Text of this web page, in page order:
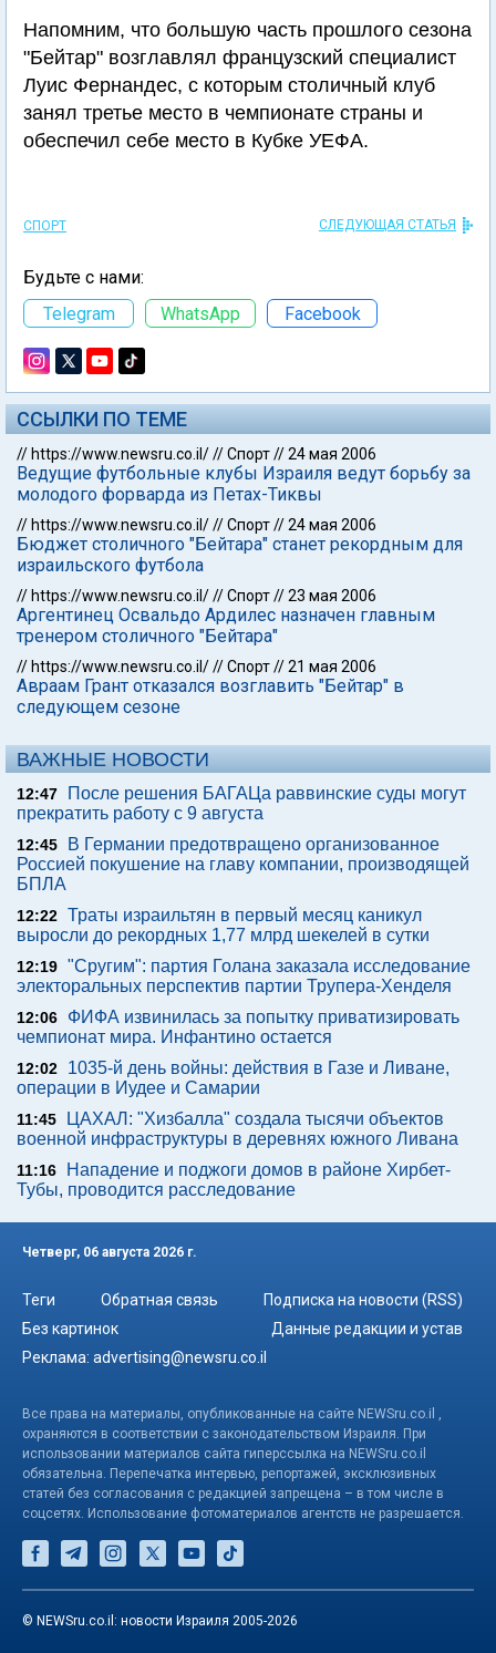
Напомним, что большую часть прошлого сезона
"Бейтар" возглавлял французский специалист
Луис Фернандес, с которым столичный клуб
занял третье место в чемпионате страны и
обеспечил себе место в Кубке УЕФА.
СПОРТ СЛЕДУЮЩАЯ СТАТЬЯ
Будьте с нами:
Telegram
WhatsApp Facebook
ССЫЛКИ ПО ТЕМЕ
// https://www.newsru.co.il///Спорт//24 мая 2006
Ведущие футбольные клубы Израиля ведут борьбу за
молодого форварда из Петах-Тиквы
// https://www.newsru.co.il///Спорт//24 мая 2006
Бюджет столичного "Бейтара" станет рекордным для
израильского футбола
// https://www.newsru.co.il///Спорт//23 мая 2006
Аргентинец Освальдо Ардилес назначен главным
тренером столичного "Бейтара"
// https://www.newsru.co.il///Спорт//21 мая 2006
Авраам Грант отказался возглавить "Бейтар" в
следующем сезоне
ВАЖНЫЕ НОВОСТИ
12:47
После решения БАГАЦа раввинские суды могут
прекратить работу с 9 августа
12:45
В Германии предотвращено организованное
Россией покушение на главу компании, производящей
БПЛА
12:22 Траты израильтян в первый месяц каникул
выросли до рекордных 1,77 млрд шекелей в сутки
12:19 "Сругим": партия Голана заказала исследование
электоральных перспектив партии Трупера-Хенделя
12:06
ФИФА извинилась за попытку приватизировать
чемпионат мира. Инфантино остается
12:02
1035-й день войны: действия в Газе и Ливане,
операции в Иудее и Самарии
11:45
ЦАХАЛ: "Хизбалла" создала тысячи объектов
военной инфраструктуры в деревнях южного Ливана
11:16
Нападение и поджоги домов в районе Хирбет-
Тубы, проводится расследование
Четверг, 06 августа 2026 г.
Теги Обратная связь
Подписка на новости (RSS)
Без картинок
Данные редакции и устав
Реклама: advertising@newsru.co.il
Все права на материалы, опубликованные на сайте NEWSru.co.il ,
охраняются в соответствии с законодательством Израиля. При
использовании материалов сайта гиперссылка на NEWSru.co.il
обязательна. Перепечатка интервью, репортажей, эксклюзивных
статей без согласования с редакцией запрещена – в том числе в
соцсетях. Использование фотоматериалов агентств не разрешается.
© NEWSru.co.il: новости Израиля 2005-2026